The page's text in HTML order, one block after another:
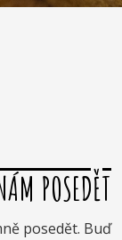
POSEDĚT
posedět. Buď